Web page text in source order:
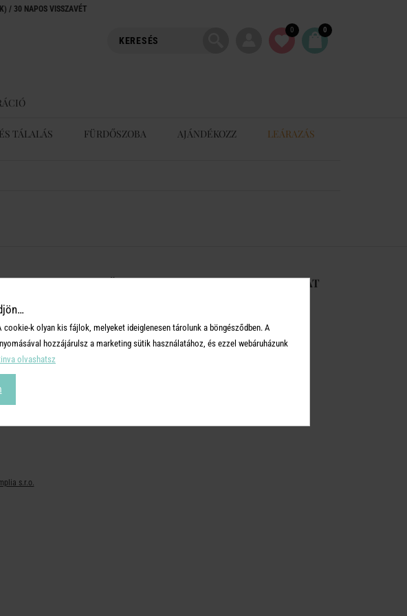
/ 30 NAPOS VISSZAVÉT
0 0
TÁLALÁS FÜRDŐSZOBA AJÁNDÉKOZZ LEÁRAZÁS
A BUTLERS-RŐL
Impresszum
Ajándékkártya
KAPCSOLAT
Elérhetőségek
s.r.o.
k olyan kis fájlok, melyeket ideiglenesen tárolunk a böngésződben. A
hozzájárulsz a marketing sütik használatához, és ezzel webáruházunk
olvashatsz